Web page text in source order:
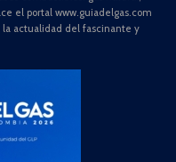
el portal www.guiadelgas.com
actualidad del fascinante y